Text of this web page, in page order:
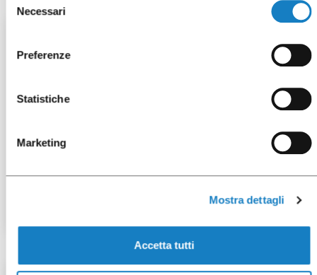
delNecessari
Preferenze
Statistiche
Marketing
Mostra dettagli
Accetta tutti